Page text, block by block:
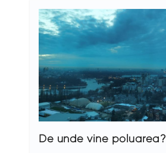
De unde vine poluarea?